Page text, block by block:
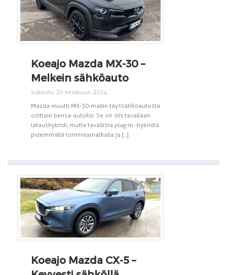
Koeajo Mazda MX-30 –
Melkein sähköauto
Julkaistu: 20 kesäkuun, 2024
Mazda muutti MX-30-mallin täyssähköautosta
osittain bensa-autoksi. Se on siis tavallaan
lataushybridi, mutta tavallista plug-in -hybridiä
pidemmällä toimintamatkalla ja [...]
Koeajo Mazda CX-5 –